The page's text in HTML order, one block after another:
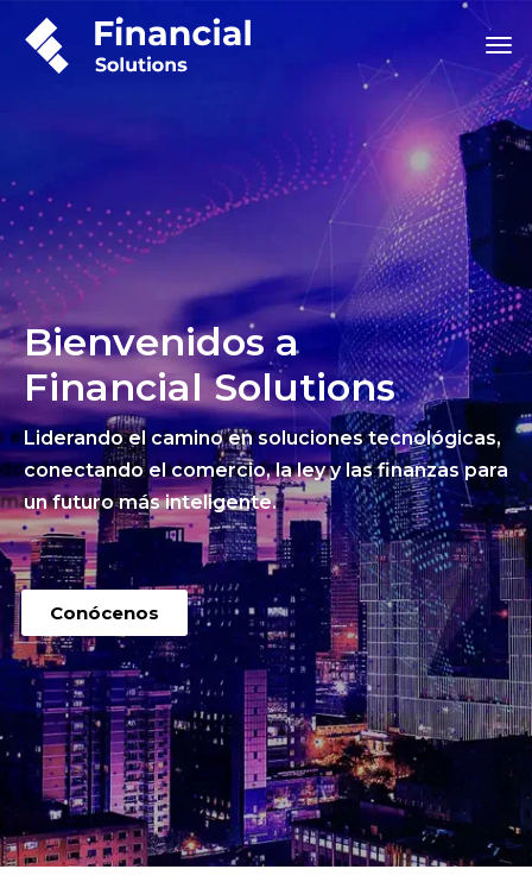
Bienvenidos a
Financial Solutions
Liderando el camino en soluciones tecnológicas,
conectando el comercio, la ley y las finanzas para
un futuro más inteligente.
Conócenos